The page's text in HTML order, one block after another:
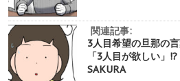
関連記事:
3人目希望の旦那の
「3人目が欲しい」
SAKURA